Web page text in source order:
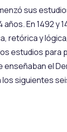
sus
años. En 1492 y
retórica y
estudios para
el
los siguientes